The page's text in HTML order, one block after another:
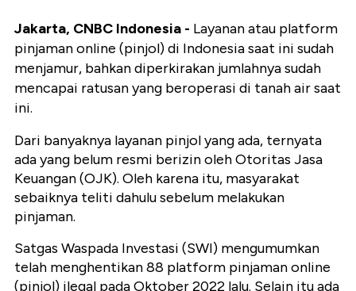
Jakarta, CNBC Indonesia - Layanan atau platform
pinjaman online (pinjol) di Indonesia saat ini sudah
menjamur, bahkan diperkirakan jumlahnya sudah
mencapai ratusan yang beroperasi di tanah air saat
ini.
Dari banyaknya layanan pinjol yang ada, ternyata
ada yang belum resmi berizin oleh Otoritas Jasa
Keuangan (OJK). Oleh karena itu, masyarakat
sebaiknya teliti dahulu sebelum melakukan
pinjaman.
Satgas Waspada Investasi (SWI) mengumumkan
telah menghentikan 88 platform pinjaman online
(pinjol) ilegal pada Oktober 2022 lalu. Selain itu ada